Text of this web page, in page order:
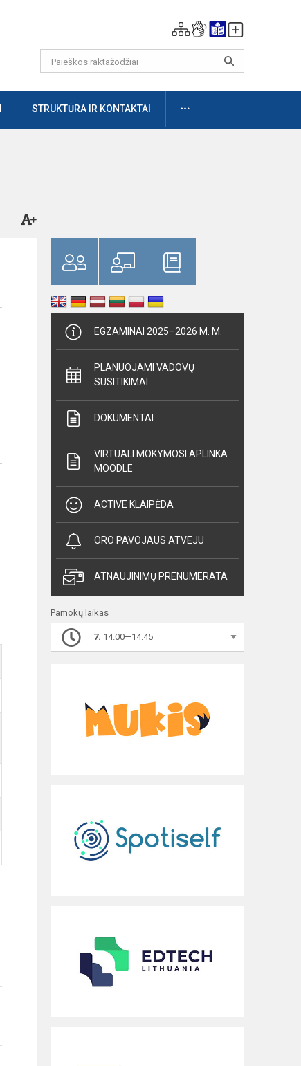
STRUKTŪRA IR KONTAKTAI DAUGIAU
EGZAMINAI 2025–2026 M. M.
PLANUOJAMI VADOVŲ
SUSITIKIMAI
DOKUMENTAI
VIRTUALI MOKYMOSI APLINKA
MOODLE
ACTIVE KLAIPĖDA
ORO PAVOJAUS ATVEJU
ATNAUJINIMŲ PRENUMERATA
Pamokų laikas
7. 14.00—14.45